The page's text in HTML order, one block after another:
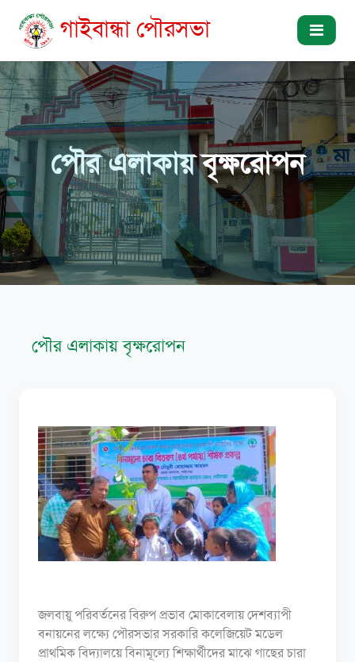
গাইবান্ধা পৌরসভা
পৌর এলাকায় বৃক্ষরোপন
পৌর এলাকায় বৃক্ষরোপন
জলবায়ু পরিবর্তনের বিরুপ প্রভাব মোকাবেলায় দেশব্যাপী
বনায়নের লক্ষ্যে পৌরসভার সরকারি কলেজিয়েট মডেল
প্রাথমিক বিদ্যালয়ে বিনামূল্যে শিক্ষার্থীদের মাঝে গাছের চারা